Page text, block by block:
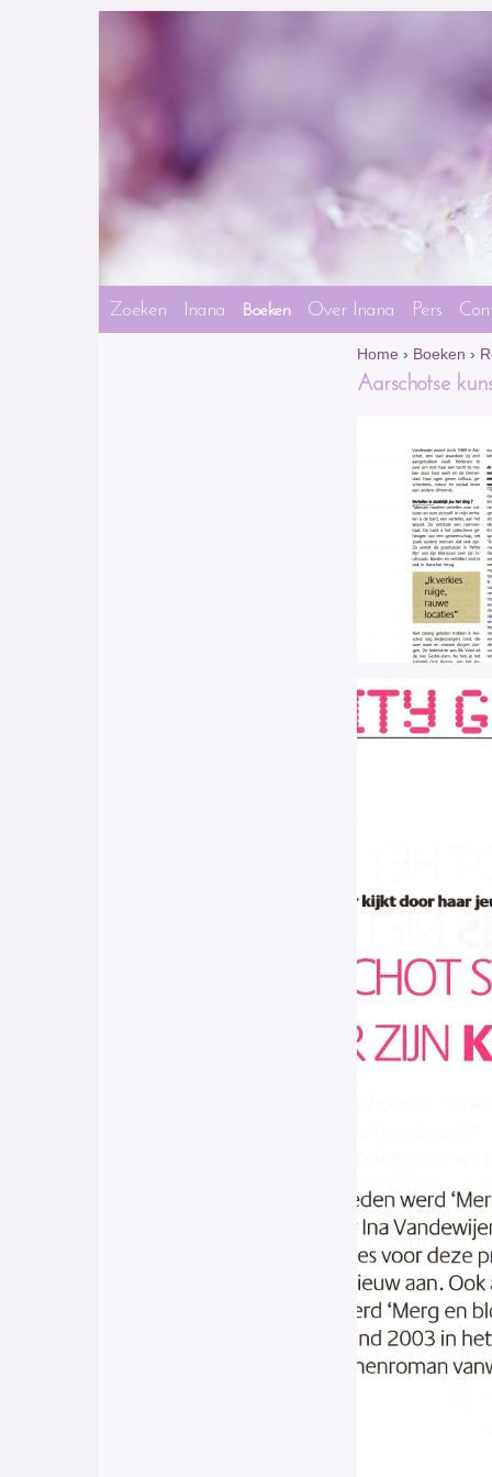
Home › Boeken ›
Aarschotse
Zoeken Inana Boeken Over Inana Pers